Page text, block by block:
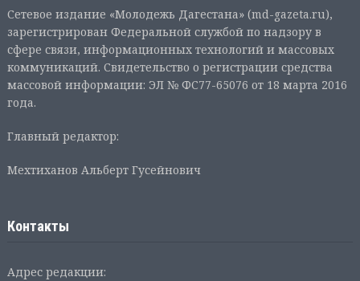
Сетевое издание «Молодежь Дагестана» (md-gazeta.ru),
зарегистрирован Федеральной службой по надзору в
сфере связи, информационных технологий и массовых
коммуникаций. Свидетельство о регистрации средства
массовой информации: ЭЛ № ФС77-65076 от 18 марта 2016
года.
Главный редактор:
Мехтиханов Альберт Гусейнович
Контакты
Адрес редакции: